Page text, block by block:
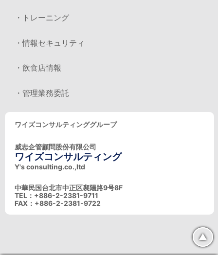
・トレーニング
・情報セキュリティ
・飲食店情報
・管理業務委託
ワイズコンサルティンググループ
威志企管顧問股份有限公司
ワイズコンサルティング
Y's consulting.co.,ltd
中華民国台北市中正区襄陽路9号8F
TEL：+886-2-2381-9711
FAX：+886-2-2381-9722
▲